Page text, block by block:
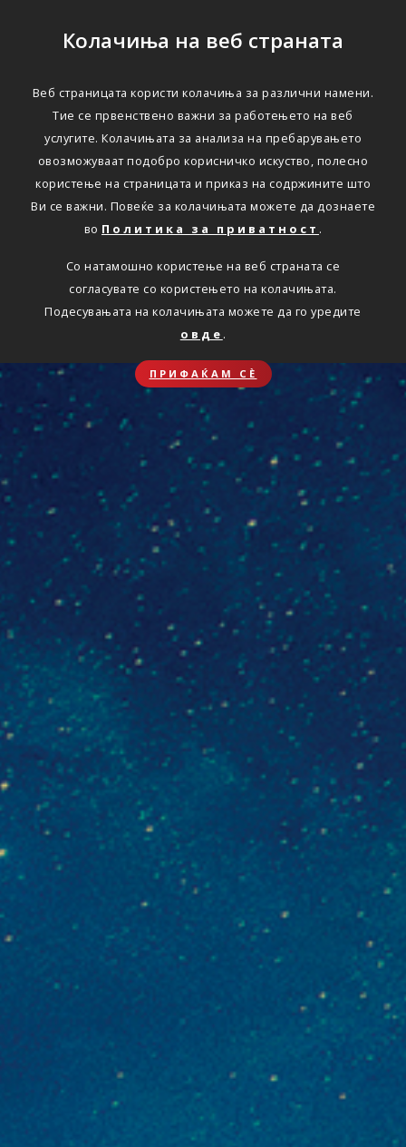
Колачиња на веб страната
Веб страницата користи колачиња за различни намени.
Тие се првенствено важни за работењето на веб
услугите. Колачињата за анализа на пребарувањето
овозможуваат подобро корисничко искуство, полесно
користење на страницата и приказ на содржините што
Ви се важни. Повеќе за колачињата можете да дознаете
во Политика за приватност .
Со натамошно користење на веб страната се
согласувате со користењето на колачињата.
Подесувањата на колачињата можете да го уредите
овде .
ПРИФАЌАМ СЀ